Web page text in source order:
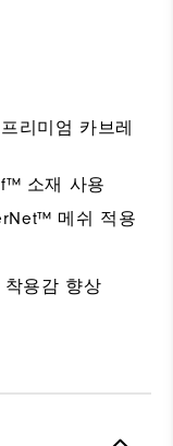
리미엄 카브레
소재 사용
메쉬 적용
용감 향상